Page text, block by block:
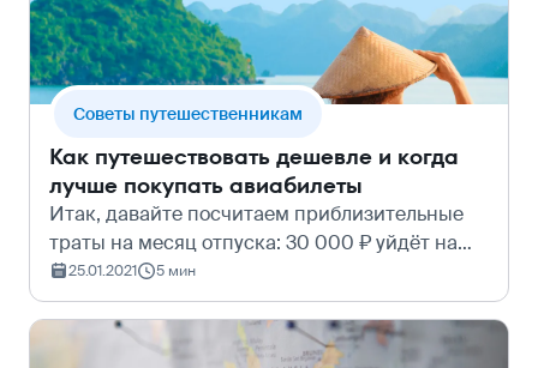
Cоветы путешественникам
Как путешествовать дешевле и когда
лучше покупать авиабилеты
Итак, давайте посчитаем приблизительные
траты на месяц отпуска: 30 000 ₽ уйдёт на
отель, ещё 20 000 — на шопинг… Поглядим-ка,
сколько стоит билет. Ого, 100 000 ₽? Так это в
два раза дороже?! Проще, в…
25.01.2021 5 мин